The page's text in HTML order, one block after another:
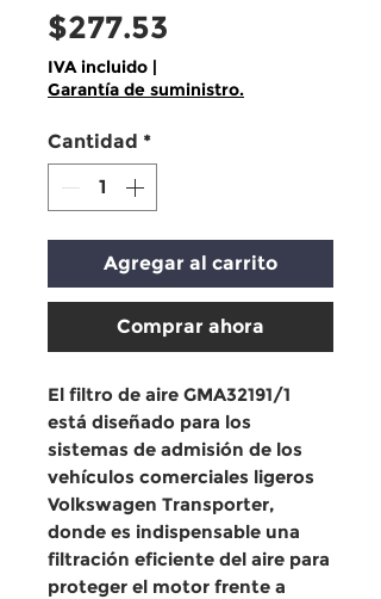
$277.53
IVA incluido |
Garantía de suministro.
Cantidad *
Agregar al carrito
Comprar ahora
El filtro de aire GMA32191/1
está diseñado para los
sistemas de admisión de los
vehículos comerciales ligeros
Volkswagen Transporter,
donde es indispensable una
filtración eficiente del aire para
proteger el motor frente a